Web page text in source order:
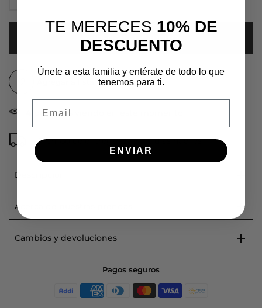
AGREGAR AL CARRITO
Agregar a lista de deseos
personas viendo en este momento
Tiempo de entrega: de 2 a 5 días hábiles
Descripción
Acerca de nuestras prendas
Cambios y devoluciones
Pagos seguros
TE MERECES 10% DE
DESCUENTO
Únete a esta familia y entérate de todo lo que
tenemos para ti.
ENVIAR